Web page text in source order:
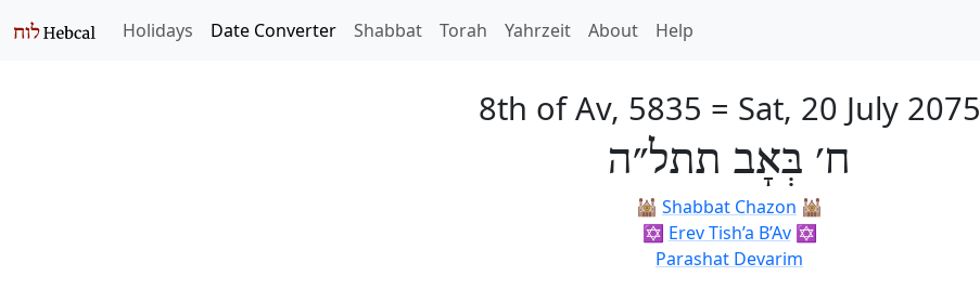
Holidays Date Converter Shabbat Torah Yahrzeit About Help
8th of Av, 5835 = Sat, 20 July 2075
ח׳ בְּאָב תתל״ה
🕍 Shabbat Chazon 🕍
✡️ Erev Tish’a B’Av✡️
Parashat Devarim